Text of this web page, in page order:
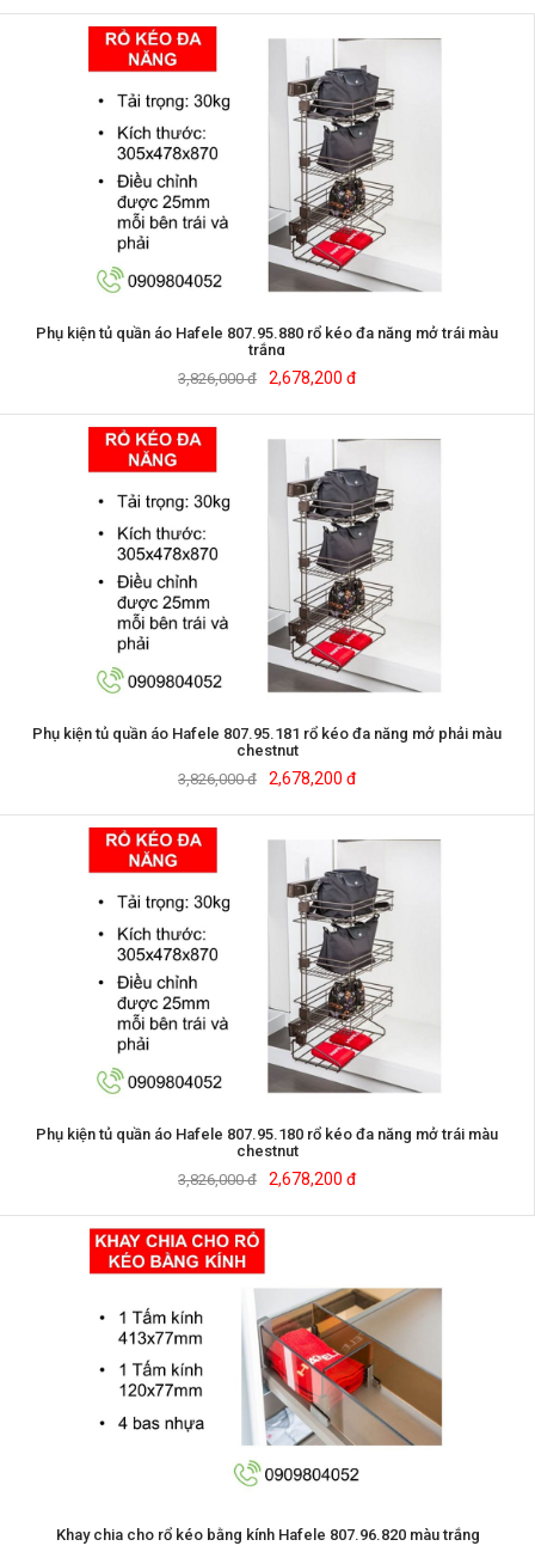
Phụ kiện tủ quần áo Hafele 807.95.880 rổ kéo đa năng mở trái màu
trắng
3,826,000 đ
2,678,200 đ
Phụ kiện tủ quần áo Hafele 807.95.181 rổ kéo đa năng mở phải màu
chestnut
3,826,000 đ
2,678,200 đ
Phụ kiện tủ quần áo Hafele 807.95.180 rổ kéo đa năng mở trái màu
chestnut
3,826,000 đ
2,678,200 đ
Khay chia cho rổ kéo bằng kính Hafele 807.96.820 màu trắng